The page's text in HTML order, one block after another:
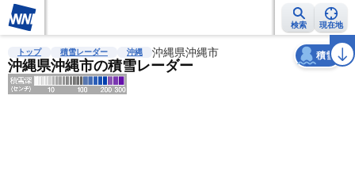
検索 現在地
雨雲レーダー 台風情報 地震情報 警報・注意報 2週間天気 ラ
トップ 積雪レーダー 沖縄 沖縄県沖縄市
沖縄県沖縄市の積雪レーダー
積雪
天気 台風